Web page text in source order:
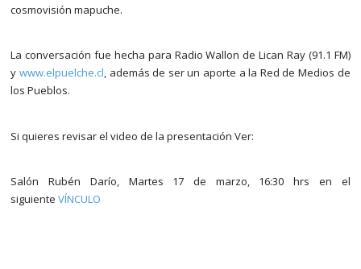
cosmovisión mapuche.
La conversación fue hecha para Radio Wallon de Lican Ray (91.1 FM)
ywww.elpuelche.cl, además de ser un aporte a la Red de Medios de
los Pueblos.
Si quieres revisar el video de la presentación Ver:
Salón Rubén Darío, Martes 17 de marzo, 16:30 hrs en el
siguienteVÍNCULO